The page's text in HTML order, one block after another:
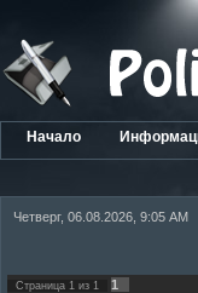
Начало
Четверг, 06.08.2026, 9:05 AM
Страница 1 из 1
1